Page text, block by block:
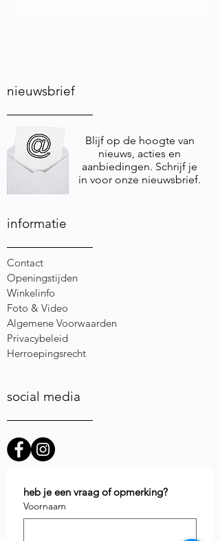
nieuwsbrief
Blijf op de hoogte van
nieuws, acties en
aanbiedingen. Schrijf je
in voor onze nieuwsbrief.
informatie
Contact
Openingstijden
Winkelinfo
Foto & Video
Algemene Voorwaarden
Privacybeleid
Herroepingsrecht
social media
heb je een vraag of opmerking?
Voornaam